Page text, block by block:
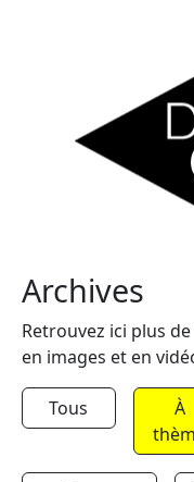
Archives
Retrouvez ici plus
en images et en
Tous
À